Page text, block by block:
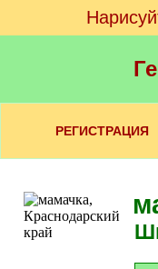
РЕГИСТРАЦИЯ